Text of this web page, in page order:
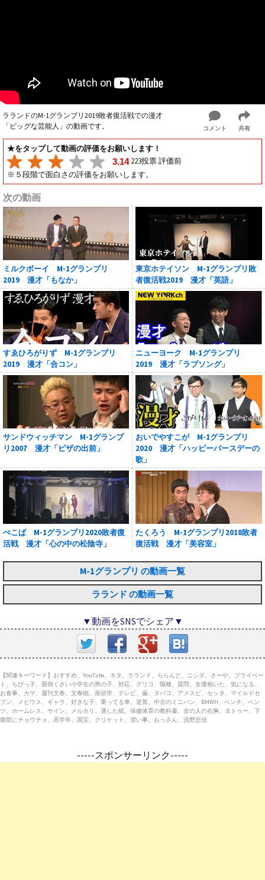
ラランドのM-1グランプリ2019敗者復活戦での漫才
「ビッグな芸能人」の動画です。
コメント 共有
★をタップして動画の評価をお願いします！
3.14223投票 評価前
※５段階で面白さの評価をお願いします。
次の動画
ミルクボーイ M-1グランプリ
2019 漫才「もなか」
東京ホテイソン M-1グランプリ敗
者復活戦2019 漫才「英語」
すゑひろがりず M-1グランプリ
2019 漫才「合コン」
ニューヨーク M-1グランプリ
2019 漫才「ラブソング」
サンドウィッチマン M-1グランプ
リ2007 漫才「ピザの出前」
おいでやすこが M-1グランプリ
2020 漫才「ハッピーバースデーの
歌」
ぺこぱ M-1グランプリ2020敗者復
活戦 漫才「心の中の松陰寺」
たくろう M-1グランプリ2018敗者
復活戦 漫才「美容室」
M-1グランプリ の動画一覧
ラランド の動画一覧
▼動画をSNSでシェア▼
【関連キーワード】おすすめ、YouTube、ネタ、ラランド、ららんど、ニシダ、さーや、プライベー
ト、ちびっ子、面倒くさい小学生の男の子、対応、グリコ、職種、質問、女優抱いた、気になる、
お食事、カマ、週刊文春、文春砲、座頭市、テレビ、歯、タバコ、アメスピ、セッタ、マイルドセ
ブン、メビウス、ギャラ、好きな子、乗ってる車、逆算、中古のミニバン、BMWH、ベンチ、ベン
ツ、ホームレス、サイン、メルカリ、適した紙、保健体育の教科書、女の人の右胸、タトゥー、下
腹部にチョウチョ、高学年、国宝、クリケット、習い事、おっさん、浅野忠信
-----スポンサーリンク-----